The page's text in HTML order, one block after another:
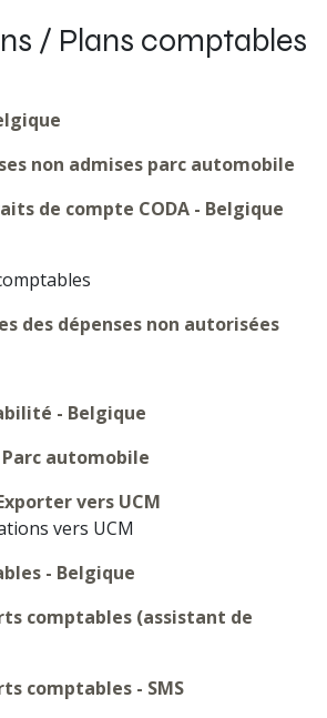
/ Plans comptables
non admises parc automobile
de compte CODA - Belgique
des dépenses non autorisées
- Belgique
automobile
vers UCM
vers UCM
- Belgique
comptables (assistant de
comptables - SMS